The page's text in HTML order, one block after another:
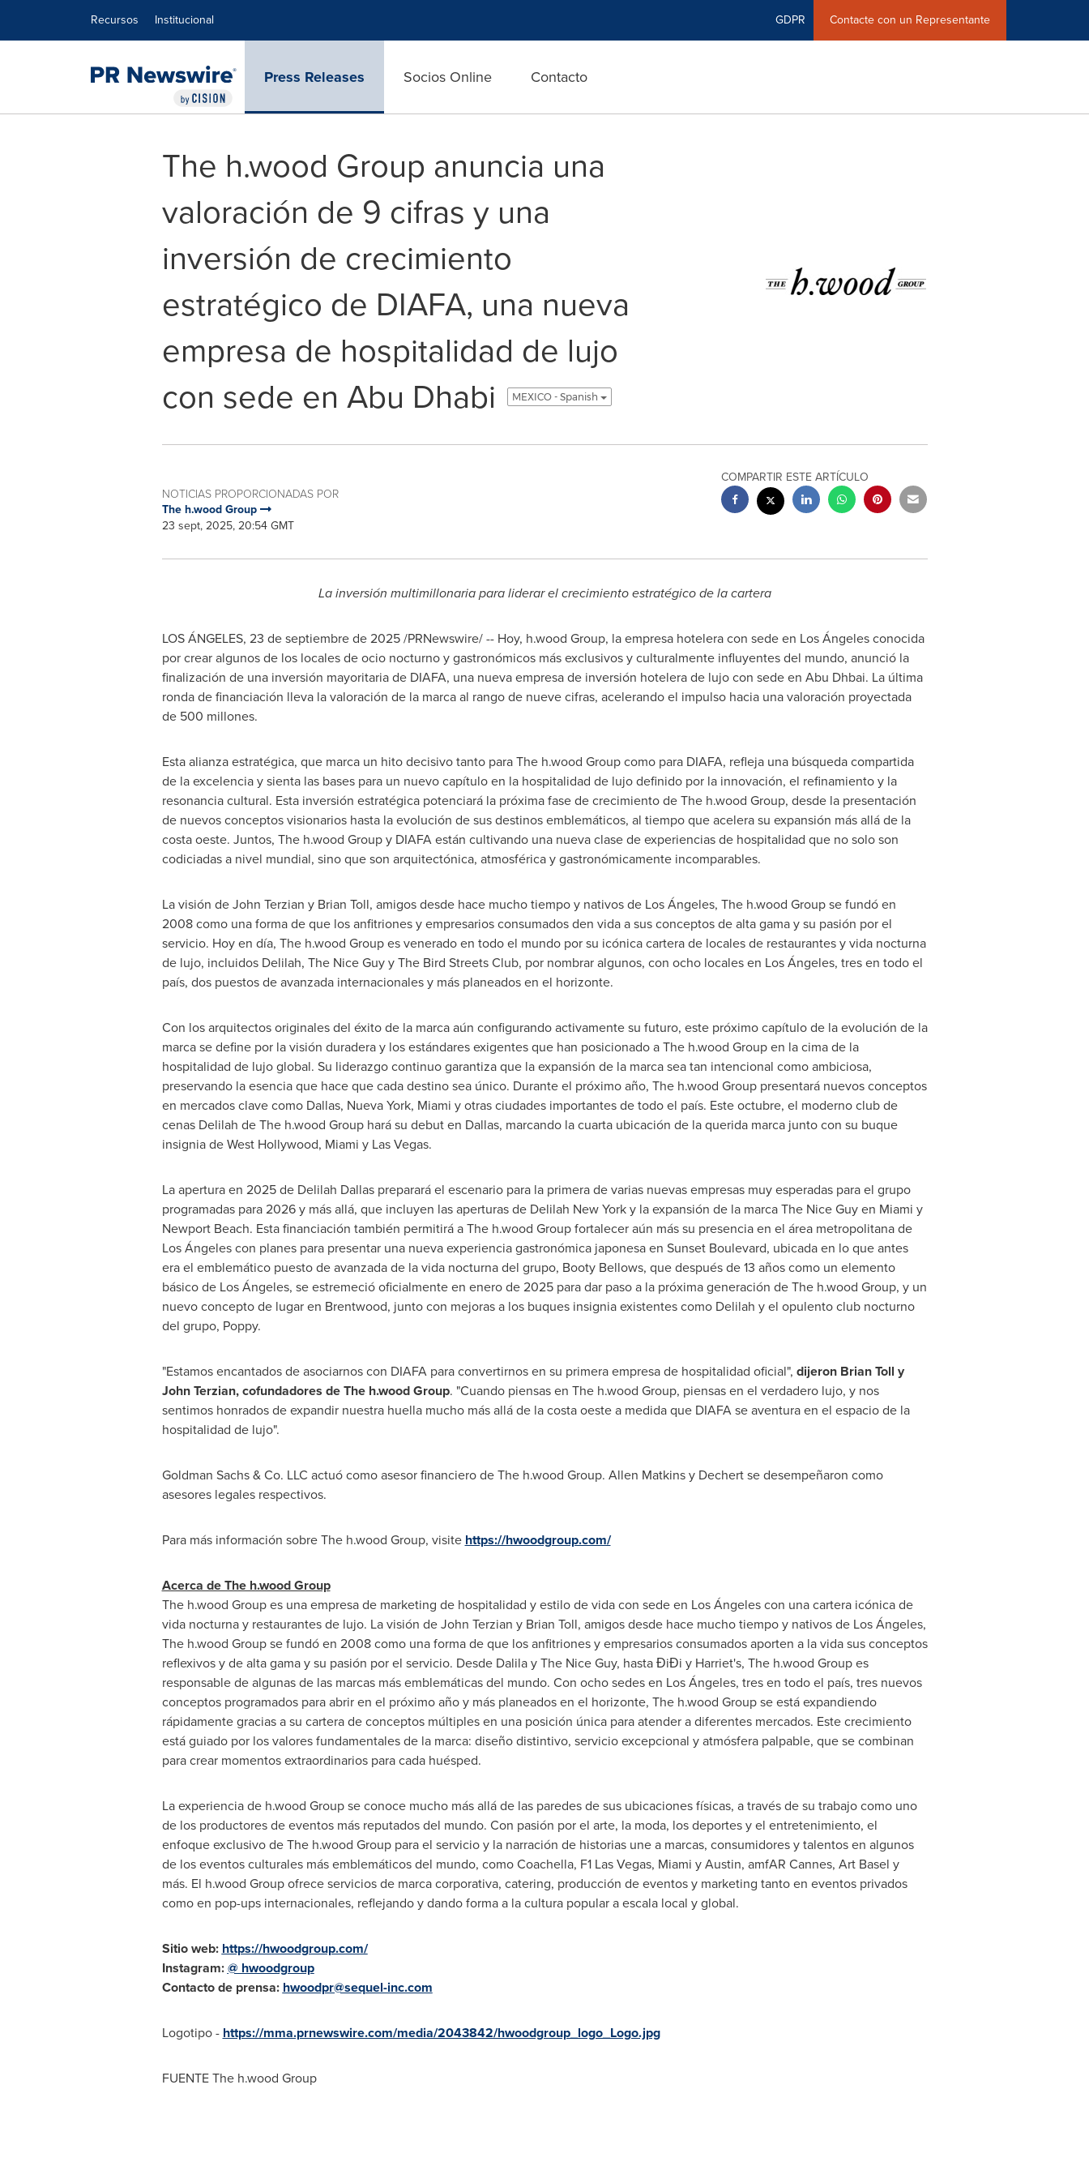
Recursos Institucional GDPR Contacte con un Representante
Press Releases Socios Online Contacto
The h.wood Group anuncia una
valoración de 9 cifras y una
inversión de crecimiento
estratégico de DIAFA, una nueva
empresa de hospitalidad de lujo
con sede en Abu Dhabi
MEXICO - Spanish
NOTICIAS PROPORCIONADAS POR
The h.wood Group
23 sept, 2025, 20:54 GMT
COMPARTIR ESTE ARTÍCULO
La inversión multimillonaria para liderar el crecimiento estratégico de la cartera
LOS ÁNGELES, 23 de septiembre de 2025/PRNewswire/ -- Hoy, h.wood Group, la empresa hotelera con sede en Los Ángeles conocida
por crear algunos de los locales de ocio nocturno y gastronómicos más exclusivos y culturalmente influyentes del mundo, anunció la
finalización de una inversión mayoritaria de DIAFA, una nueva empresa de inversión hotelera de lujo con sede en Abu Dhbai. La última
ronda de financiación lleva la valoración de la marca al rango de nueve cifras, acelerando el impulso hacia una valoración proyectada
de 500 millones.
Esta alianza estratégica, que marca un hito decisivo tanto para The h.wood Group como para DIAFA, refleja una búsqueda compartida
de la excelencia y sienta las bases para un nuevo capítulo en la hospitalidad de lujo definido por la innovación, el refinamiento y la
resonancia cultural. Esta inversión estratégica potenciará la próxima fase de crecimiento de The h.wood Group, desde la presentación
de nuevos conceptos visionarios hasta la evolución de sus destinos emblemáticos, al tiempo que acelera su expansión más allá de la
costa oeste. Juntos, The h.wood Group y DIAFA están cultivando una nueva clase de experiencias de hospitalidad que no solo son
codiciadas a nivel mundial, sino que son arquitectónica, atmosférica y gastronómicamente incomparables.
La visión deJohn Terzian y Brian Toll, amigos desde hace mucho tiempo y nativos de Los Ángeles, The h.wood Group se fundó en
2008 como una forma de que los anfitriones y empresarios consumados den vida a sus conceptos de alta gama y su pasión por el
servicio. Hoy en día, The h.wood Group es venerado en todo el mundo por su icónica cartera de locales de restaurantes y vida nocturna
de lujo, incluidos Delilah, The Nice Guy y The Bird Streets Club, por nombrar algunos, con ocho locales en Los Ángeles, tres en todo el
país, dos puestos de avanzada internacionales y más planeados en el horizonte.
Con los arquitectos originales del éxito de la marca aún configurando activamente su futuro, este próximo capítulo de la evolución de la
marca se define por la visión duradera y los estándares exigentes que han posicionado a The h.wood Group en la cima de la
hospitalidad de lujo global. Su liderazgo continuo garantiza que la expansión de la marca sea tan intencional como ambiciosa,
preservando la esencia que hace que cada destino sea único. Durante el próximo año, The h.wood Group presentará nuevos conceptos
en mercados clave como Dallas, Nueva York, Miami y otras ciudades importantes de todo el país. Este octubre, el moderno club de
cenas Delilah de The h.wood Group hará su debut en Dallas, marcando la cuarta ubicación de la querida marca junto con su buque
insignia de West Hollywood, Miami y Las Vegas.
La apertura en 2025 de Delilah Dallaspreparará el escenario para la primera de varias nuevas empresas muy esperadas para el grupo
programadas para 2026 y más allá, que incluyen las aperturas de Delilah New York y la expansión de la marca The Nice Guy en Miami y
Newport Beach. Esta financiación también permitirá a The h.wood Group fortalecer aún más su presencia en el área metropolitana de
Los Ángeles con planes para presentar una nueva experiencia gastronómica japonesa en Sunset Boulevard, ubicada en lo que antes
era el emblemático puesto de avanzada de la vida nocturna del grupo, Booty Bellows, que después de 13 años como un elemento
básico de Los Ángeles, se estremeció oficialmente en enero de 2025 para dar paso a la próxima generación de The h.wood Group, y un
nuevo concepto de lugar en Brentwood, junto con mejoras a los buques insignia existentes como Delilah y el opulento club nocturno
del grupo, Poppy.
"Estamos encantados de asociarnos con DIAFA para convertirnos en su primera empresa de hospitalidad oficial", dijeron Brian Toll y
John Terzian, cofundadores de The h.wood Group. "Cuando piensas en The h.wood Group, piensas en el verdadero lujo, y nos
sentimos honrados de expandir nuestra huella mucho más allá de la costa oeste a medida que DIAFA se aventura en el espacio de la
hospitalidad de lujo".
Goldman Sachs & Co. LLC actuó como asesor financiero de The h.wood Group. Allen Matkinsy Dechert se desempeñaron como
asesores legales respectivos.
Para más información sobre The h.wood Group, visite https://hwoodgroup.com/
Acerca de The h.wood Group
The h.wood Group es una empresa de marketing de hospitalidad y estilo de vida con sede en Los Ángeles con una cartera icónica de
vida nocturna y restaurantes de lujo. La visión deJohn Terzian y Brian Toll, amigos desde hace mucho tiempo y nativos de Los Ángeles,
The h.wood Group se fundó en 2008 como una forma de que los anfitriones y empresarios consumados aporten a la vida sus conceptos
reflexivos y de alta gama y su pasión por el servicio. Desde Dalila y The Nice Guy, hasta ĐiĐi y Harriet's, The h.wood Group es
responsable de algunas de las marcas más emblemáticas del mundo. Con ocho sedes en Los Ángeles, tres en todo el país, tres nuevos
conceptos programados para abrir en el próximo año y más planeados en el horizonte, The h.wood Group se está expandiendo
rápidamente gracias a su cartera de conceptos múltiples en una posición única para atender a diferentes mercados. Este crecimiento
está guiado por los valores fundamentales de la marca: diseño distintivo, servicio excepcional y atmósfera palpable, que se combinan
para crear momentos extraordinarios para cada huésped.
La experiencia de h.wood Group se conoce mucho más allá de las paredes de sus ubicaciones físicas, a través de su trabajo como uno
de los productores de eventos más reputados del mundo. Con pasión por el arte, la moda, los deportes y el entretenimiento, el
enfoque exclusivo de The h.wood Group para el servicio y la narración de historias une a marcas, consumidores y talentos en algunos
de los eventos culturales más emblemáticos del mundo, como Coachella, F1 Las Vegas, Miami yAustin, amfAR Cannes, Art Basel y
más. El h.wood Group ofrece servicios de marca corporativa, catering, producción de eventos y marketing tanto en eventos privados
como en pop-ups internacionales, reflejando y dando forma a la cultura popular a escala local y global.
Sitio web: https://hwoodgroup.com/
Instagram:@ hwoodgroup
Contacto de prensa: hwoodpr@sequel-inc.com
Logotipo - https://mma.prnewswire.com/media/2043842/hwoodgroup_logo_Logo.jpg
FUENTE The h.wood Group